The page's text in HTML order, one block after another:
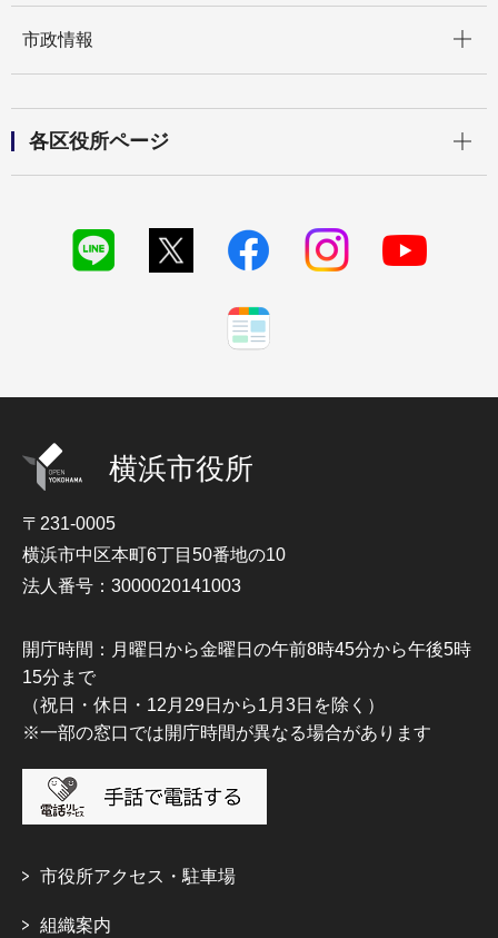
市政情報
各区役所ページ
横浜市役所
〒231-0005
横浜市中区本町6丁目50番地の10
法人番号：3000020141003
開庁時間：月曜日から金曜日の午前8時45分から午後5時
15分まで
（祝日・休日・12月29日から1月3日を除く）
※一部の窓口では開庁時間が異なる場合があります
市役所アクセス・駐車場
組織案内